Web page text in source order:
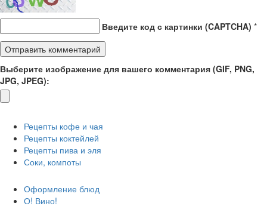
Введите код с картинки (CAPTCHA) *
Выберите изображение для вашего комментария (GIF, PNG,
JPG, JPEG):
Рецепты кофе и чая
Рецепты коктейлей
Рецепты пива и эля
Соки, компоты
Оформление блюд
О! Вино!